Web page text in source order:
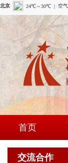
首页
交流合作